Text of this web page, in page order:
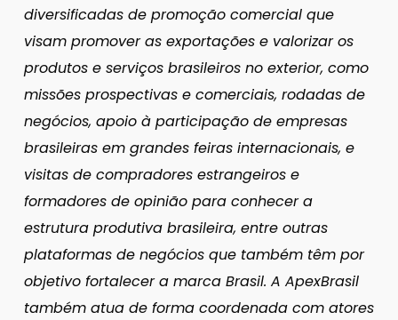
diversificadas de promoção comercial que
visam promover as exportações e valorizar os
produtos e serviços brasileiros no exterior, como
missões prospectivas e comerciais, rodadas de
negócios, apoio à participação de empresas
brasileiras em grandes feiras internacionais, e
visitas de compradores estrangeiros e
formadores de opinião para conhecer a
estrutura produtiva brasileira, entre outras
plataformas de negócios que também têm por
objetivo fortalecer a marca Brasil. A ApexBrasil
também atua de forma coordenada com atores